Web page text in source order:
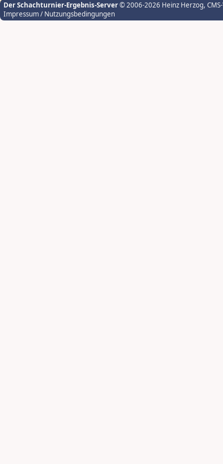
Der Schachturnier-Ergebnis-Server© 2006-2026 Heinz Herzog,
Impressum / Nutzungsbedingungen